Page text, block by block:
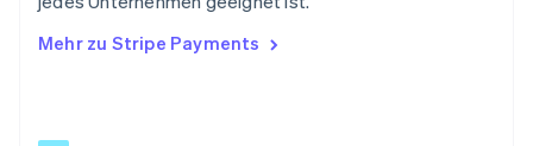
Mehr zu Stripe Payments
Slowenien